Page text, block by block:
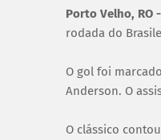
Porto Velho, RO -
rodada do
O gol foi
Anderson. O
O clássico